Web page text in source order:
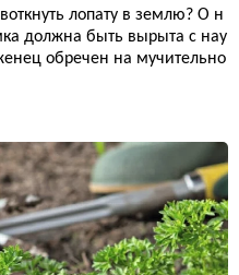
лопату в землю? О н
должна быть вырыта с нау
обречен на мучительно